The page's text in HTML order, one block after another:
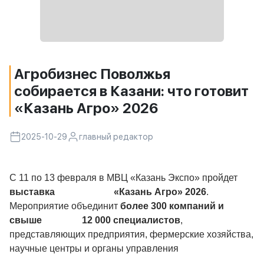
Агробизнес Поволжья
собирается в Казани: что готовит
«Казань Агро» 2026
2025-10-29 главный редактор
С 11 по 13 февраля в МВЦ «Казань Экспо» пройдет
выставка «Казань Агро» 2026.
Мероприятие объединит более 300 компаний и
свыше 12 000 специалистов,
представляющих предприятия, фермерские хозяйства,
научные центры и органы управления